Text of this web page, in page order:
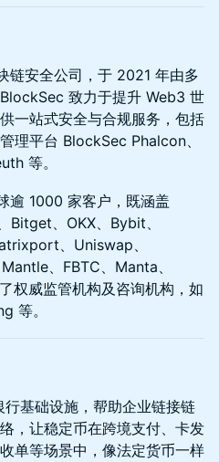
链安全公司，于 2021 年由多
致力于提升 Web3 世
一站式安全与合规服务，包括
理平台 BlockSec Phalcon、
等。
逾 1000 家客户，既涵盖
Bitget、OKX、Bybit、
、Uniswap、
、FBTC、Manta、
权威监管机构及咨询机构，如
等。
基础设施，帮助企业链接链
，让稳定币在跨境支付、卡发
单等场景中，像法定货币一样